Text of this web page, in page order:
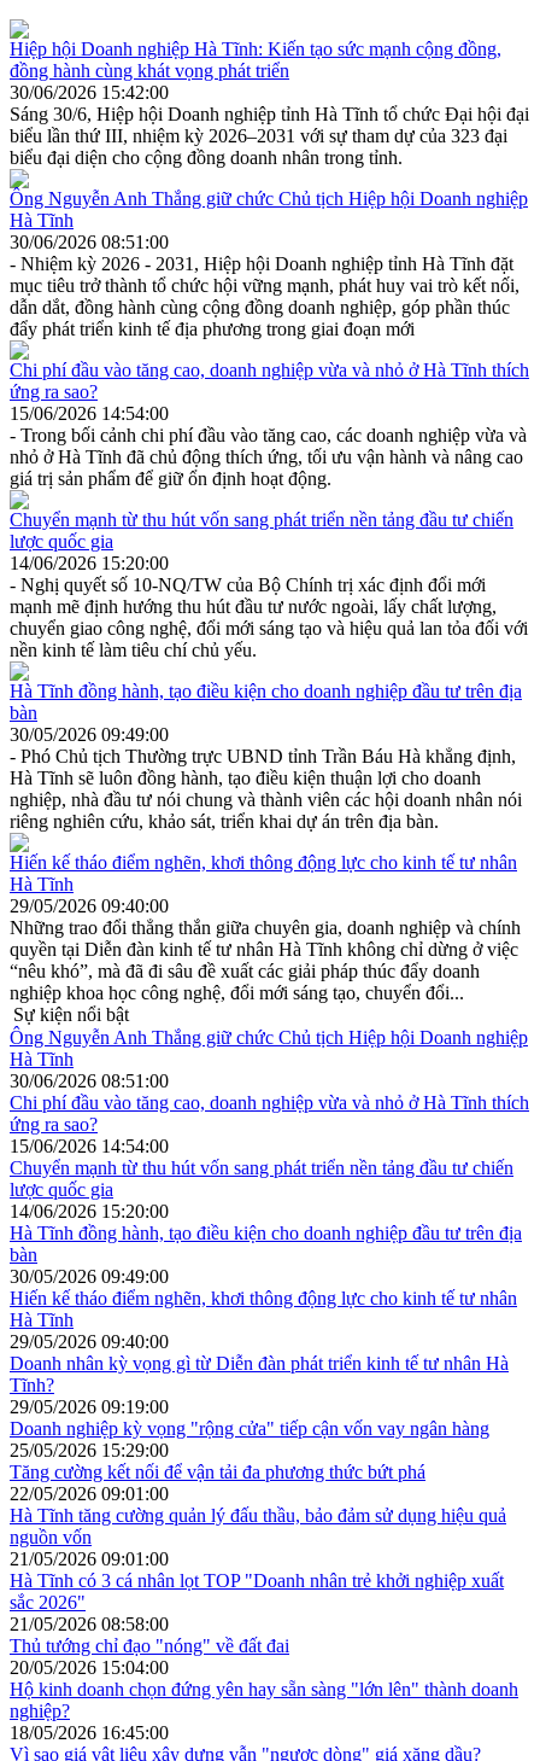
Hiệp hội Doanh nghiệp Hà Tĩnh: Kiến tạo sức mạnh cộng đồng,
đồng hành cùng khát vọng phát triển
30/06/2026 15:42:00
Sáng 30/6, Hiệp hội Doanh nghiệp tỉnh Hà Tĩnh tổ chức Đại hội đại
biểu lần thứ III, nhiệm kỳ 2026–2031 với sự tham dự của 323 đại
biểu đại diện cho cộng đồng doanh nhân trong tỉnh.
Ông Nguyễn Anh Thắng giữ chức Chủ tịch Hiệp hội Doanh nghiệp
Hà Tĩnh
30/06/2026 08:51:00
- Nhiệm kỳ 2026 - 2031, Hiệp hội Doanh nghiệp tỉnh Hà Tĩnh đặt
mục tiêu trở thành tổ chức hội vững mạnh, phát huy vai trò kết nối,
dẫn dắt, đồng hành cùng cộng đồng doanh nghiệp, góp phần thúc
đẩy phát triển kinh tế địa phương trong giai đoạn mới
Chi phí đầu vào tăng cao, doanh nghiệp vừa và nhỏ ở Hà Tĩnh thích
ứng ra sao?
15/06/2026 14:54:00
- Trong bối cảnh chi phí đầu vào tăng cao, các doanh nghiệp vừa và
nhỏ ở Hà Tĩnh đã chủ động thích ứng, tối ưu vận hành và nâng cao
giá trị sản phẩm để giữ ổn định hoạt động.
Chuyển mạnh từ thu hút vốn sang phát triển nền tảng đầu tư chiến
lược quốc gia
14/06/2026 15:20:00
- Nghị quyết số 10-NQ/TW của Bộ Chính trị xác định đổi mới
mạnh mẽ định hướng thu hút đầu tư nước ngoài, lấy chất lượng,
chuyển giao công nghệ, đổi mới sáng tạo và hiệu quả lan tỏa đối với
nền kinh tế làm tiêu chí chủ yếu.
Hà Tĩnh đồng hành, tạo điều kiện cho doanh nghiệp đầu tư trên địa
bàn
30/05/2026 09:49:00
- Phó Chủ tịch Thường trực UBND tỉnh Trần Báu Hà khẳng định,
Hà Tĩnh sẽ luôn đồng hành, tạo điều kiện thuận lợi cho doanh
nghiệp, nhà đầu tư nói chung và thành viên các hội doanh nhân nói
riêng nghiên cứu, khảo sát, triển khai dự án trên địa bàn.
Hiến kế tháo điểm nghẽn, khơi thông động lực cho kinh tế tư nhân
Hà Tĩnh
29/05/2026 09:40:00
Những trao đổi thẳng thắn giữa chuyên gia, doanh nghiệp và chính
quyền tại Diễn đàn kinh tế tư nhân Hà Tĩnh không chỉ dừng ở việc
“nêu khó”, mà đã đi sâu đề xuất các giải pháp thúc đẩy doanh
nghiệp khoa học công nghệ, đổi mới sáng tạo, chuyển đổi...
Sự kiện nổi bật
Ông Nguyễn Anh Thắng giữ chức Chủ tịch Hiệp hội Doanh nghiệp
Hà Tĩnh
30/06/2026 08:51:00
Chi phí đầu vào tăng cao, doanh nghiệp vừa và nhỏ ở Hà Tĩnh thích
ứng ra sao?
15/06/2026 14:54:00
Chuyển mạnh từ thu hút vốn sang phát triển nền tảng đầu tư chiến
lược quốc gia
14/06/2026 15:20:00
Hà Tĩnh đồng hành, tạo điều kiện cho doanh nghiệp đầu tư trên địa
bàn
30/05/2026 09:49:00
Hiến kế tháo điểm nghẽn, khơi thông động lực cho kinh tế tư nhân
Hà Tĩnh
29/05/2026 09:40:00
Doanh nhân kỳ vọng gì từ Diễn đàn phát triển kinh tế tư nhân Hà
Tĩnh?
29/05/2026 09:19:00
Doanh nghiệp kỳ vọng "rộng cửa" tiếp cận vốn vay ngân hàng
25/05/2026 15:29:00
Tăng cường kết nối để vận tải đa phương thức bứt phá
22/05/2026 09:01:00
Hà Tĩnh tăng cường quản lý đấu thầu, bảo đảm sử dụng hiệu quả
nguồn vốn
21/05/2026 09:01:00
Hà Tĩnh có 3 cá nhân lọt TOP "Doanh nhân trẻ khởi nghiệp xuất
sắc 2026"
21/05/2026 08:58:00
Thủ tướng chỉ đạo "nóng" về đất đai
20/05/2026 15:04:00
Hộ kinh doanh chọn đứng yên hay sẵn sàng "lớn lên" thành doanh
nghiệp?
18/05/2026 16:45:00
Vì sao giá vật liệu xây dựng vẫn "ngược dòng" giá xăng dầu?